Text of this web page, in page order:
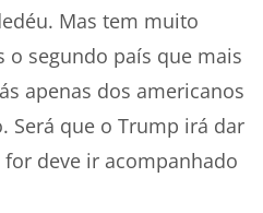
Mas tem muito
o segundo país que mais
apenas dos americanos
Será que o Trump irá dar
for deve ir acompanhado